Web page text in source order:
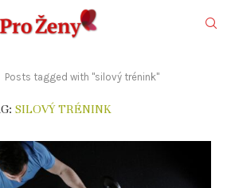
Posts tagged with "silový trénink"
SILOVÝ TRÉNINK